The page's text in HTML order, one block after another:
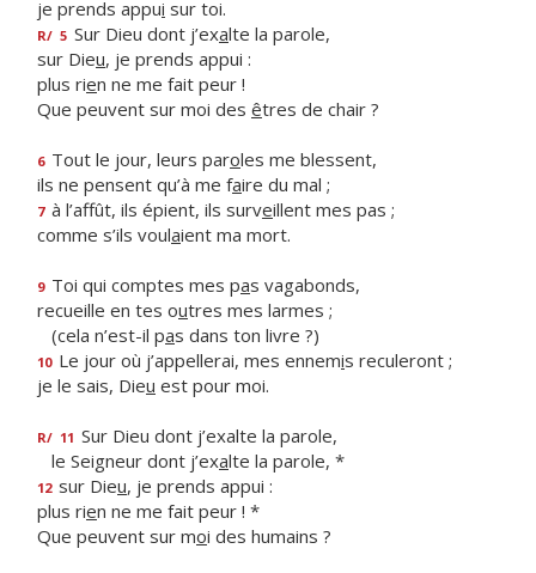
je prends appui sur toi.
R/ 5 Sur Dieu dont j’exalte la parole,
sur Dieu, je prends appui :
plus rien ne me fait peur !
Que peuvent sur moi des êtres de chair ?
6 Tout le jour, leurs paroles me blessent,
ils ne pensent qu’à me faire du mal ;
7 à l’affût, ils épient, ils surveillent mes pas ;
comme s’ils voulaient ma mort.
9 Toi qui comptes mes pas vagabonds,
recueille en tes outres mes larmes ;
(cela n’est-il pas dans ton livre ?)
10 Le jour où j’appellerai, mes ennemis reculeront ;
je le sais, Dieu est pour moi.
R/ 11 Sur Dieu dont j’exalte la parole,
le Seigneur dont j’exalte la parole, *
12 sur Dieu, je prends appui :
plus rien ne me fait peur ! *
Que peuvent sur moi des humains ?